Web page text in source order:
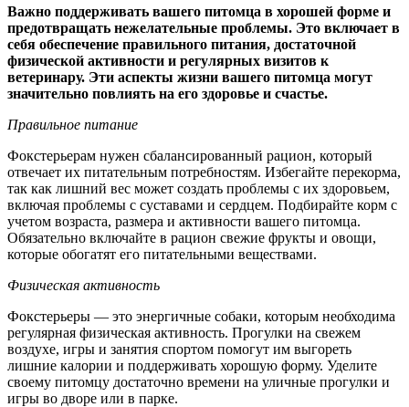
Важно поддерживать вашего питомца в хорошей форме и
предотвращать нежелательные проблемы. Это включает в
себя обеспечение правильного питания, достаточной
физической активности и регулярных визитов к
ветеринару. Эти аспекты жизни вашего питомца могут
значительно повлиять на его здоровье и счастье.
Правильное питание
Фокстерьерам нужен сбалансированный рацион, который
отвечает их питательным потребностям. Избегайте перекорма,
так как лишний вес может создать проблемы с их здоровьем,
включая проблемы с суставами и сердцем. Подбирайте корм с
учетом возраста, размера и активности вашего питомца.
Обязательно включайте в рацион свежие фрукты и овощи,
которые обогатят его питательными веществами.
Физическая активность
Фокстерьеры — это энергичные собаки, которым необходима
регулярная физическая активность. Прогулки на свежем
воздухе, игры и занятия спортом помогут им выгореть
лишние калории и поддерживать хорошую форму. Уделите
своему питомцу достаточно времени на уличные прогулки и
игры во дворе или в парке.